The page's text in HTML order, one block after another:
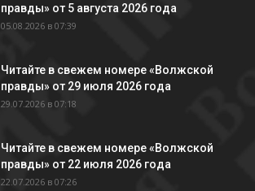
правды» от 5 августа 2026 года
05.08.2026 в 07:39
Читайте в свежем номере «Волжской
правды» от 29 июля 2026 года
29.07.2026 в 07:18
Читайте в свежем номере «Волжской
правды» от 22 июля 2026 года
22.07.2026 в 07:26